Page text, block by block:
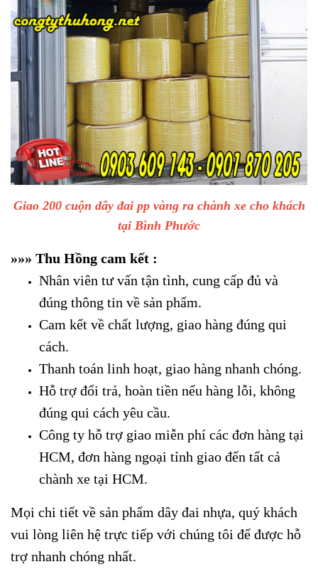
Giao 200 cuộn dây đai pp vàng ra chành xe cho khách
tại Bình Phước
»»» Thu Hồng cam kết :
Nhân viên tư vấn tận tình, cung cấp đủ và
đúng thông tin về sản phẩm.
Cam kết về chất lượng, giao hàng đúng qui
cách.
Thanh toán linh hoạt, giao hàng nhanh chóng.
Hỗ trợ đổi trả, hoàn tiền nếu hàng lỗi, không
đúng qui cách yêu cầu.
Công ty hỗ trợ giao miễn phí các đơn hàng tại
HCM, đơn hàng ngoại tỉnh giao đến tất cả
chành xe tại HCM.
Mọi chi tiết về sản phẩm dây đai nhựa, quý khách
vui lòng liên hệ trực tiếp với chúng tôi để được hỗ
trợ nhanh chóng nhất.